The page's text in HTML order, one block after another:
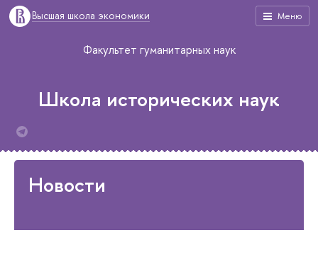
Меню
Высшая школа экономики
Факультет гуманитарных наук
Школа исторических наук
Новости